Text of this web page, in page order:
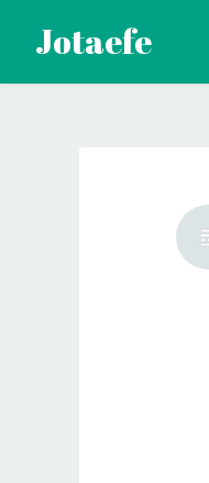
contenido
Jotaefe